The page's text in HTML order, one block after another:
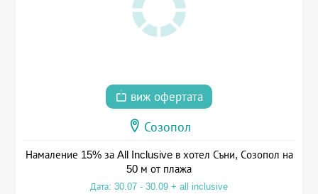
виж офертата
Созопол
Намаление 15% за All Inclusive в хотел Съни, Созопол на
50 м от плажа
Дата: 30.07 - 30.09 + all inclusive